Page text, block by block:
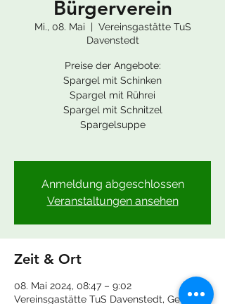
Bürgerverein
Mi., 08. Mai
  |
Vereinsgastätte TuS
Davenstedt
Preise der Angebote:
Spargel mit Schinken
Spargel mit Rührei
Spargel mit Schnitzel
Spargelsuppe
Anmeldung abgeschlossen
Veranstaltungen ansehen
Zeit & Ort
08. Mai 2024, 08:47 – 9:02
Vereinsgastätte TuS Davenstedt, Geveker